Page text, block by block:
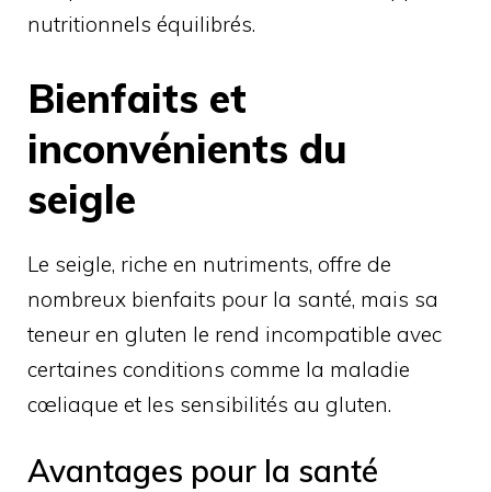
nutritionnels équilibrés.
Bienfaits et
inconvénients du
seigle
Le seigle, riche en nutriments, offre de
nombreux bienfaits pour la santé, mais sa
teneur en gluten le rend incompatible avec
certaines conditions comme la maladie
cœliaque et les sensibilités au gluten.
Avantages pour la santé